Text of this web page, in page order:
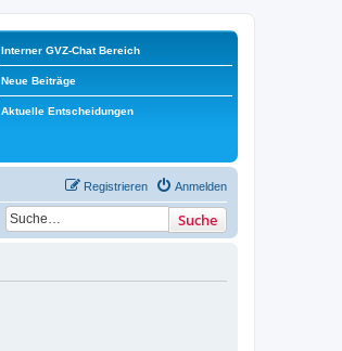
Interner GVZ-Chat Bereich
Neue Beiträge
Aktuelle Entscheidungen
Anmelden
Registrieren
Suche